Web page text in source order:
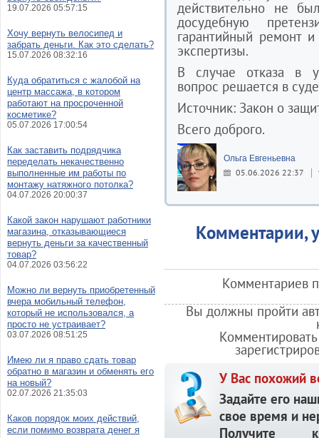
действительно не
досудебную
гарантийный ремонт и
экспертизы.
В случае отказа в
вопрос решается в
Источник: Закон о
Всего доброго.
Ольга Евгеньевна
05.06.2026 22:37
Комментарии,
Комментариев
Вы должны пройти
У Вас похожий
Задайте его
свое время и
Получите
19.07.2026 05:57:15
Хочу вернуть велосипед и
забрать деньги. Как это сделать?
15.07.2026 08:32:16
Куда обратиться с жалобой на
центр массажа, в котором
работают на просроченной
косметике?
05.07.2026 17:00:54
Как заставить подрядчика
переделать некачественно
выполненные им работы по
монтажу натяжного потолка?
04.07.2026 20:00:37
Какой закон нарушают работники
магазина, отказывающиеся
вернуть деньги за качественный
товар?
04.07.2026 03:56:22
Можно ли вернуть приобретенный
вчера мобильный телефон,
который не использовался, а
просто не устраивает?
03.07.2026 08:51:25
Имею ли я право сдать товар
обратно в магазин и обменять его
на новый?
02.07.2026 21:35:03
Каков порядок моих действий,
если помимо возврата денег я